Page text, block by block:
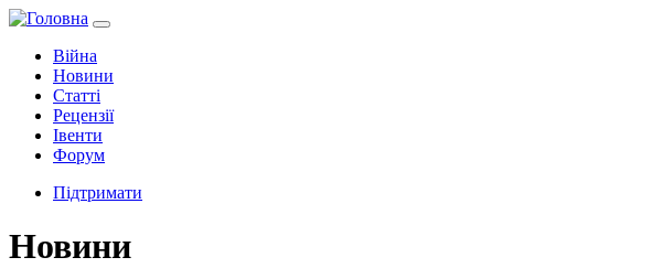
Війна
Новини
Статті
Рецензії
Івенти
Форум
Підтримати
Новини